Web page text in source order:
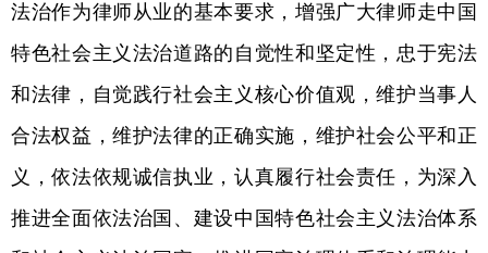
法治作为律师从业的基本要求，增强广大律师走中国
特色社会主义法治道路的自觉性和坚定性，忠于宪法
和法律，自觉践行社会主义核心价值观，维护当事人
合法权益，维护法律的正确实施，维护社会公平和正
义，依法依规诚信执业，认真履行社会责任，为深入
推进全面依法治国、建设中国特色社会主义法治体系